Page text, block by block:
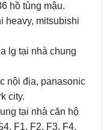
hồ tùng mậu.
heavy, mitsubishi
lg tại nhà chung
nội địa, panasonic
city.
tại nhà căn hộ
F1, F2, F3, F4.